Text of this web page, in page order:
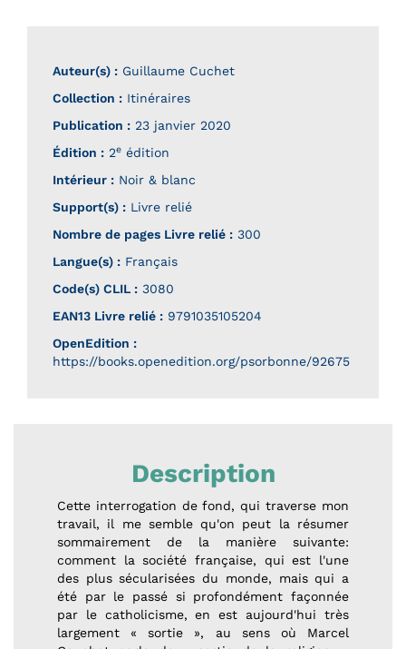
Auteur(s) : Guillaume Cuchet
Collection : Itinéraires
Publication : 23 janvier 2020
Édition : 2e édition
Intérieur : Noir & blanc
Support(s) : Livre relié
Nombre de pages Livre relié : 300
Langue(s) : Français
Code(s) CLIL : 3080
EAN13 Livre relié : 9791035105204
OpenEdition :
https://books.openedition.org/psorbonne/92675
Description
Cette interrogation de fond, qui traverse mon
travail, il me semble qu'on peut la résumer
sommairement de la manière suivante:
comment la société française, qui est l'une
des plus sécularisées du monde, mais qui a
été par le passé si profondément façonnée
par le catholicisme, en est aujourd'hui très
largement « sortie », au sens où Marcel